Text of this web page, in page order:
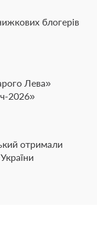
блогерів
Лева»
2026»
отримали